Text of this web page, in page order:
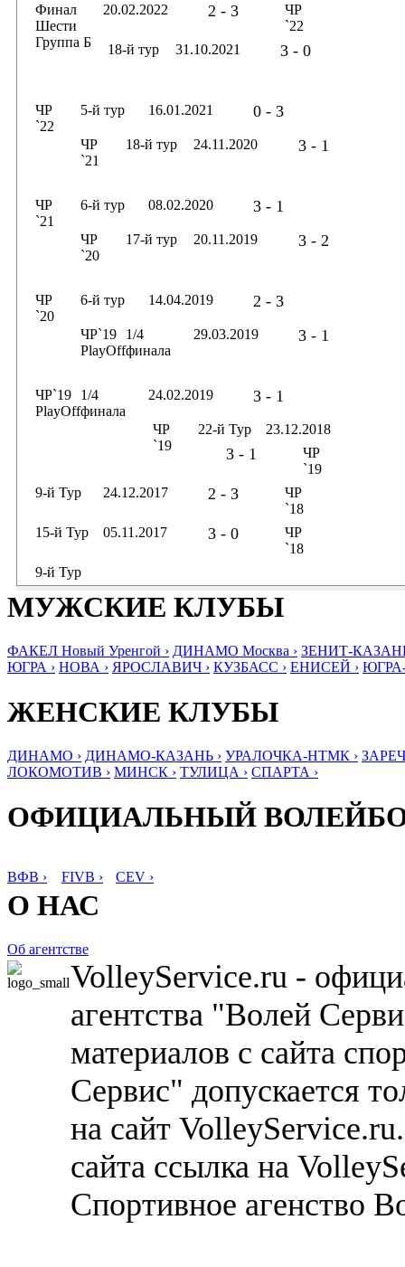
Финал
Шести
Группа Б
20.02.2022 2 - 3
ЧР
`22
18-й тур
31.10.2021 3 - 0
ЧР
`22
5-й тур 16.01.2021 0 - 3
ЧР
`21
18-й тур 24.11.2020 3 - 1
ЧР
`21
6-й тур 08.02.2020 3 - 1
ЧР
`20
17-й тур 20.11.2019 3 - 2
ЧР
`20
6-й тур 14.04.2019 2 - 3
ЧР`19
PlayOff
1/4
финала
29.03.2019 3 - 1
ЧР`19
PlayOff
1/4
финала
24.02.2019 3 - 1
ЧР
`19
22-й Тур 23.12.2018
3 - 1
ЧР
`19
9-й Тур
24.12.2017 2 - 3
ЧР
`18
15-й Тур
05.11.2017 3 - 0
ЧР
`18
9-й Тур
МУЖСКИЕ КЛУБЫ
ФАКЕЛ Новый Уренгой › ДИНАМО Москва › ЗЕНИТ-
ЮГРА › НОВА › ЯРОСЛАВИЧ › КУЗБАСС › ЕНИСЕЙ ›
ЖЕНСКИЕ КЛУБЫ
ДИНАМО › ДИНАМО-КАЗАНЬ › УРАЛОЧКА-НТМК ›
ЛОКОМОТИВ › МИНСК › ТУЛИЦА › СПАРТА ›
ОФИЦИАЛЬНЫЙ
ВФВ › FIVB › CEV ›
О НАС
Об агентстве
VolleyService.ru -
агентства "Волей
материалов с сайта
Сервис" допускается
на сайт
сайта ссылка на
Спортивное агенство